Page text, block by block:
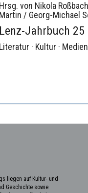
Hrsg. von Nikola
Martin / Georg-Michael
Lenz-Jahrbuch 25
Literatur · Kultur · Medien
liegen auf Kultur- und
Geschichte sowie